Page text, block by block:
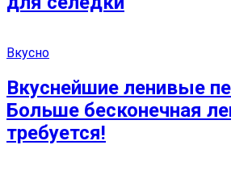
Вкусно
Вкуснейшие ленивые
Больше бесконечная
требуется!